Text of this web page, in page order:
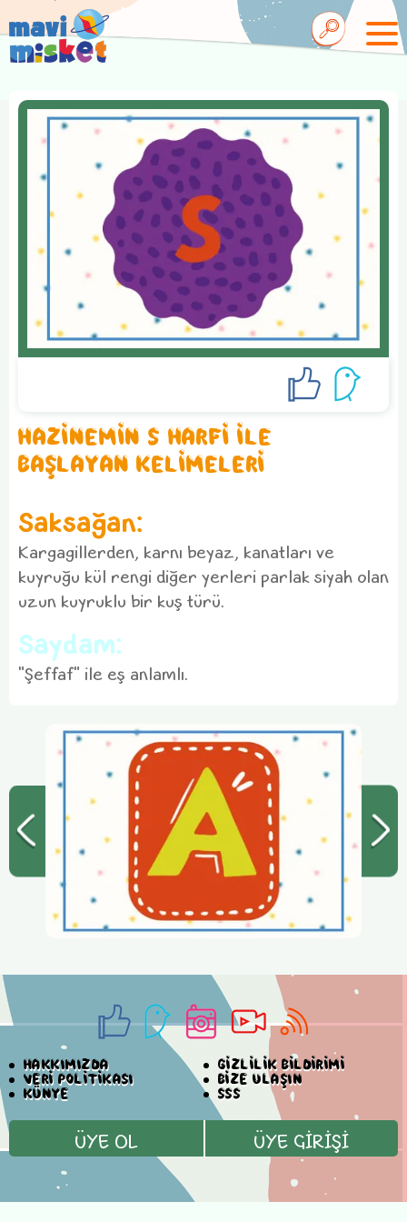
HAZİNEMİN S HARFİ İLE
BAŞLAYAN KELİMELERİ
Saksağan:
Kargagillerden, karnı beyaz, kanatları ve
kuyruğu kül rengi diğer yerleri parlak siyah olan
uzun kuyruklu bir kuş türü.
Saydam:
"Şeffaf" ile eş anlamlı.
HAKKIMIZDA
GİZLİLİK BİLDİRİMİ
VERİ POLİTİKASI
BİZE ULAŞIN
KÜNYE
SSS
ÜYE OL ÜYE GİRİŞİ